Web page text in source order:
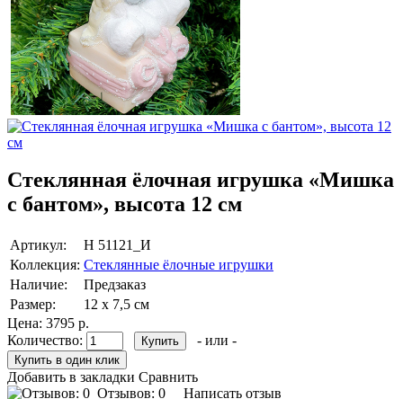
Стеклянная ёлочная игрушка «Мишка
с бантом», высота 12 см
Артикул:
Н 51121_И
Коллекция: Стеклянные ёлочные игрушки
Наличие:
Предзаказ
Размер:
12 х 7,5 см
Цена: 3795 р.
Количество:
- или -
Добавить в закладки Сравнить
Отзывов: 0
Написать отзыв